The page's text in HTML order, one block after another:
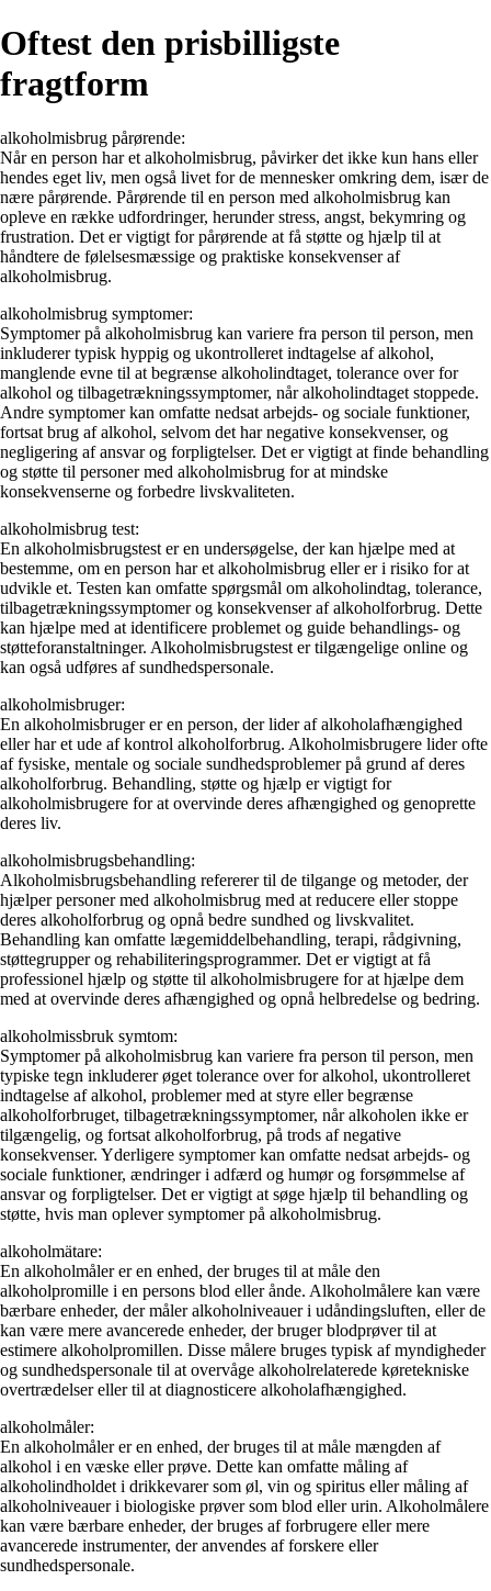
Oftest den prisbilligste
fragtform
alkoholmisbrug pårørende:
Når en person har et alkoholmisbrug, påvirker det ikke kun hans eller
hendes eget liv, men også livet for de mennesker omkring dem, især de
nære pårørende. Pårørende til en person med alkoholmisbrug kan
opleve en række udfordringer, herunder stress, angst, bekymring og
frustration. Det er vigtigt for pårørende at få støtte og hjælp til at
håndtere de følelsesmæssige og praktiske konsekvenser af
alkoholmisbrug.
alkoholmisbrug symptomer:
Symptomer på alkoholmisbrug kan variere fra person til person, men
inkluderer typisk hyppig og ukontrolleret indtagelse af alkohol,
manglende evne til at begrænse alkoholindtaget, tolerance over for
alkohol og tilbagetrækningssymptomer, når alkoholindtaget stoppede.
Andre symptomer kan omfatte nedsat arbejds- og sociale funktioner,
fortsat brug af alkohol, selvom det har negative konsekvenser, og
negligering af ansvar og forpligtelser. Det er vigtigt at finde behandling
og støtte til personer med alkoholmisbrug for at mindske
konsekvenserne og forbedre livskvaliteten.
alkoholmisbrug test:
En alkoholmisbrugstest er en undersøgelse, der kan hjælpe med at
bestemme, om en person har et alkoholmisbrug eller er i risiko for at
udvikle et. Testen kan omfatte spørgsmål om alkoholindtag, tolerance,
tilbagetrækningssymptomer og konsekvenser af alkoholforbrug. Dette
kan hjælpe med at identificere problemet og guide behandlings- og
støtteforanstaltninger. Alkoholmisbrugstest er tilgængelige online og
kan også udføres af sundhedspersonale.
alkoholmisbruger:
En alkoholmisbruger er en person, der lider af alkoholafhængighed
eller har et ude af kontrol alkoholforbrug. Alkoholmisbrugere lider ofte
af fysiske, mentale og sociale sundhedsproblemer på grund af deres
alkoholforbrug. Behandling, støtte og hjælp er vigtigt for
alkoholmisbrugere for at overvinde deres afhængighed og genoprette
deres liv.
alkoholmisbrugsbehandling:
Alkoholmisbrugsbehandling refererer til de tilgange og metoder, der
hjælper personer med alkoholmisbrug med at reducere eller stoppe
deres alkoholforbrug og opnå bedre sundhed og livskvalitet.
Behandling kan omfatte lægemiddelbehandling, terapi, rådgivning,
støttegrupper og rehabiliteringsprogrammer. Det er vigtigt at få
professionel hjælp og støtte til alkoholmisbrugere for at hjælpe dem
med at overvinde deres afhængighed og opnå helbredelse og bedring.
alkoholmissbruk symtom:
Symptomer på alkoholmisbrug kan variere fra person til person, men
typiske tegn inkluderer øget tolerance over for alkohol, ukontrolleret
indtagelse af alkohol, problemer med at styre eller begrænse
alkoholforbruget, tilbagetrækningssymptomer, når alkoholen ikke er
tilgængelig, og fortsat alkoholforbrug, på trods af negative
konsekvenser. Yderligere symptomer kan omfatte nedsat arbejds- og
sociale funktioner, ændringer i adfærd og humør og forsømmelse af
ansvar og forpligtelser. Det er vigtigt at søge hjælp til behandling og
støtte, hvis man oplever symptomer på alkoholmisbrug.
alkoholmätare:
En alkoholmåler er en enhed, der bruges til at måle den
alkoholpromille i en persons blod eller ånde. Alkoholmålere kan være
bærbare enheder, der måler alkoholniveauer i udåndingsluften, eller de
kan være mere avancerede enheder, der bruger blodprøver til at
estimere alkoholpromillen. Disse målere bruges typisk af myndigheder
og sundhedspersonale til at overvåge alkoholrelaterede køretekniske
overtrædelser eller til at diagnosticere alkoholafhængighed.
alkoholmåler:
En alkoholmåler er en enhed, der bruges til at måle mængden af
alkohol i en væske eller prøve. Dette kan omfatte måling af
alkoholindholdet i drikkevarer som øl, vin og spiritus eller måling af
alkoholniveauer i biologiske prøver som blod eller urin. Alkoholmålere
kan være bærbare enheder, der bruges af forbrugere eller mere
avancerede instrumenter, der anvendes af forskere eller
sundhedspersonale.